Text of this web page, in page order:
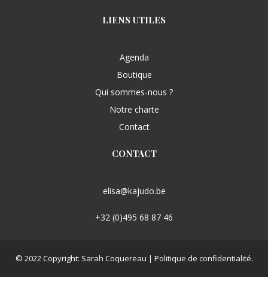
LIENS UTILES
Agenda
Boutique
Qui sommes-nous ?
Notre charte
Contact
CONTACT
elisa@kajudo.be
+32 (0)495 68 87 46
© 2022 Copyright: Sarah Coquereau | Politique de confidentialité.